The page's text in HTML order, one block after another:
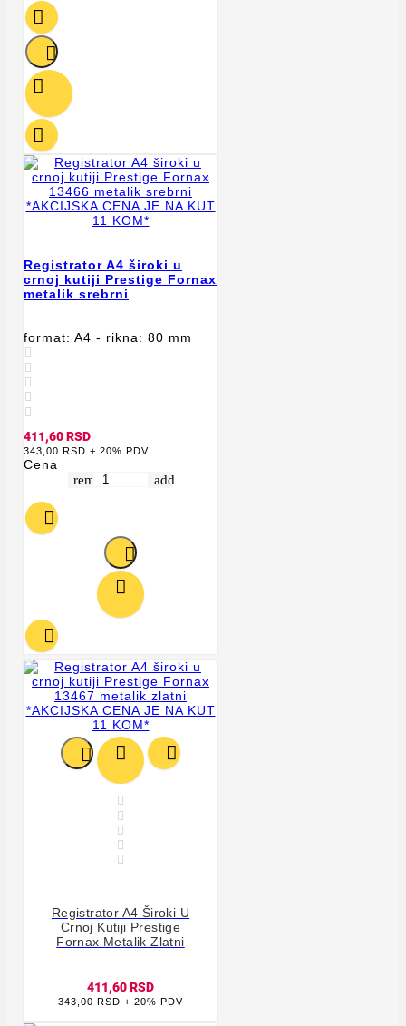




Registrator A4 široki u
crnoj kutiji Prestige Fornax
metalik srebrni
format: A4 - rikna: 80 mm





411,60 RSD
343,00 RSD + 20% PDV
Cena
remove
add




  





Registrator A4 Široki U
Crnoj Kutiji Prestige
Fornax Metalik Zlatni
411,60 RSD
343,00 RSD + 20% PDV